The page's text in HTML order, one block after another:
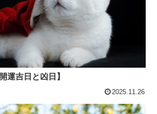
運吉日と凶日】
2025.11.26